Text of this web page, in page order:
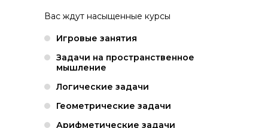
Вас ждут насыщенные курсы
Игровые занятия
Задачи на пространственное
мышление
Логические задачи
Геометрические задачи
Арифметические задачи